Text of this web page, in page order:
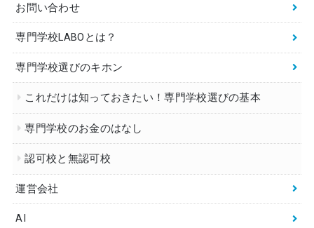
お問い合わせ
専門学校LABOとは？
専門学校選びのキホン
これだけは知っておきたい！専門学校選びの基本
専門学校のお金のはなし
認可校と無認可校
運営会社
AI